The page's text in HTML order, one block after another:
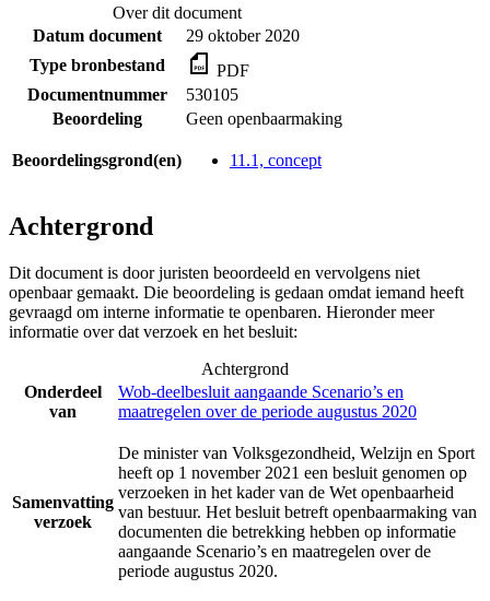
Over dit document
Datum document
29 oktober 2020
Type bronbestand
PDF
Documentnummer
530105
Beoordeling
Geen openbaarmaking
Beoordelingsgrond(en) 11.1, concept
Achtergrond
Dit document is door juristen beoordeeld en vervolgens niet
openbaar gemaakt. Die beoordeling is gedaan omdat iemand heeft
gevraagd om interne informatie te openbaren. Hieronder meer
informatie over dat verzoek en het besluit:
Achtergrond
Onderdeel
van
Wob-deelbesluit aangaande Scenario’s en
maatregelen over de periode augustus 2020
Samenvatting
verzoek
De minister van Volksgezondheid, Welzijn en Sport
heeft op 1 november 2021 een besluit genomen op
verzoeken in het kader van de Wet openbaarheid
van bestuur. Het besluit betreft openbaarmaking van
documenten die betrekking hebben op informatie
aangaande Scenario’s en maatregelen over de
periode augustus 2020.